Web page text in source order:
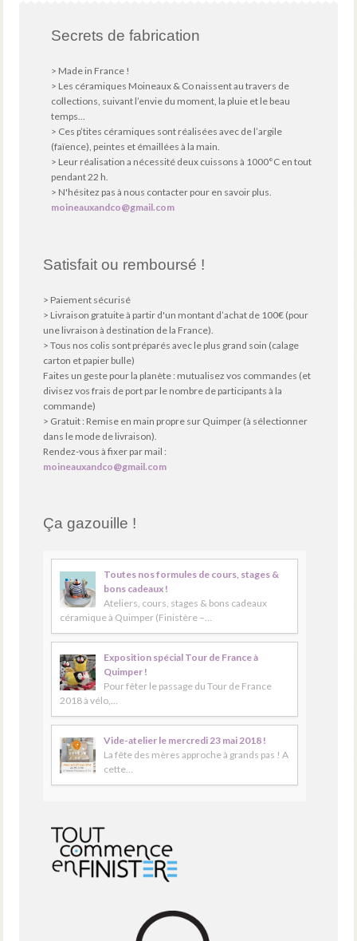
Secrets de fabrication
> Made in France !
> Les céramiques Moineaux & Co naissent au travers de
collections, suivant l’envie du moment, la pluie et le beau
temps...
> Ces p’tites céramiques sont réalisées avec de l’argile
(faïence), peintes et émaillées à la main.
> Leur réalisation a nécessité deux cuissons à 1000°C en tout
pendant 22 h.
> N'hésitez pas à nous contacter pour en savoir plus.
moineauxandco@gmail.com
Satisfait ou remboursé !
> Paiement sécurisé
> Livraison gratuite à partir d'un montant d’achat de 100€ (pour
une livraison à destination de la France).
> Tous nos colis sont préparés avec le plus grand soin (calage
carton et papier bulle)
Faites un geste pour la planète : mutualisez vos commandes (et
divisez vos frais de port par le nombre de participants à la
commande)
> Gratuit : Remise en main propre sur Quimper (à sélectionner
dans le mode de livraison).
Rendez-vous à fixer par mail :
moineauxandco@gmail.com
Ça gazouille !
Toutes nos formules de cours, stages &
bons cadeaux !
Ateliers, cours, stages & bons cadeaux
céramique à Quimper (Finistère –…
Exposition spécial Tour de France à
Quimper !
Pour fêter le passage du Tour de France
2018 à vélo,…
Vide-atelier le mercredi 23 mai 2018 !
La fête des mères approche à grands pas ! A
cette…